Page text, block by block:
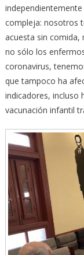
compleja: nosotros
acuesta sin
no sólo los
coronavirus,
que tampoco ha
indicadores, incluso
vacunación infantil